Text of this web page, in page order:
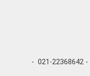
021-22065033 - 021-22368641 - 021-22368642 -